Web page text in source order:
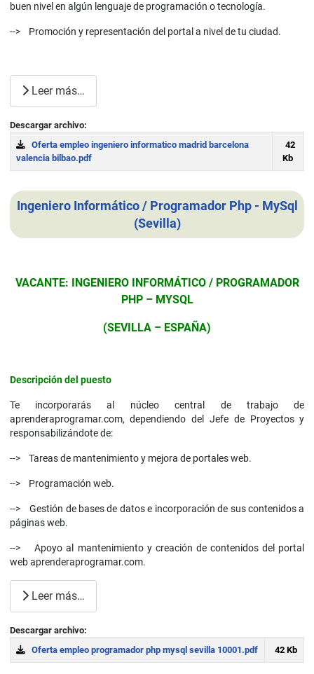
buen nivel en algún lenguaje de programación o tecnología.
--> Promoción y representación del portal a nivel de tu ciudad.
Leer más…
Descargar archivo:
Oferta empleo ingeniero informatico madrid barcelona
valencia bilbao.pdf
42
Kb
Ingeniero Informático / Programador Php - MySql
(Sevilla)
VACANTE: INGENIERO INFORMÁTICO / PROGRAMADOR
PHP – MYSQL
(SEVILLA – ESPAÑA)
Descripción del puesto
Te incorporarás al núcleo central de trabajo de
aprenderaprogramar.com, dependiendo del Jefe de Proyectos y
responsabilizándote de:
--> Tareas de mantenimiento y mejora de portales web.
--> Programación web.
--> Gestión de bases de datos e incorporación de sus contenidos a
páginas web.
--> Apoyo al mantenimiento y creación de contenidos del portal
web aprenderaprogramar.com.
Leer más…
Descargar archivo:
Oferta empleo programador php mysql sevilla 10001.pdf 42 Kb